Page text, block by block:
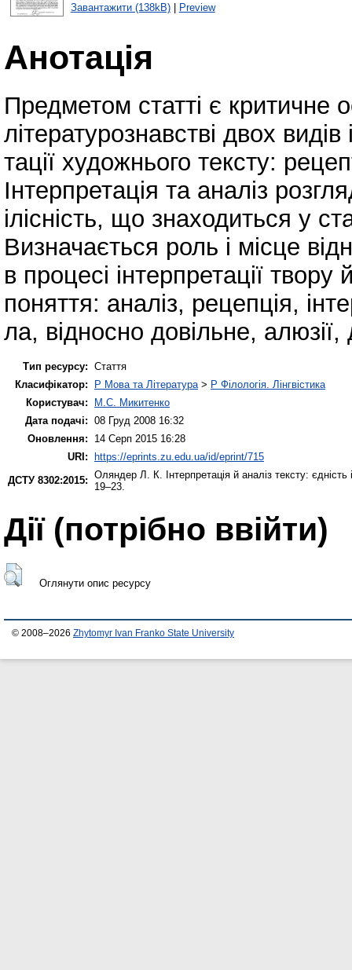
Завантажити (138kB)| Preview
Анотація
Предметом статті є критичне
літературознавстві двох видів
тації художнього тексту:
Інтерпретація та аналіз
ілісність, що знаходиться у
Визначається роль і місце
в процесі інтерпретації твору
поняття: аналіз, рецепція,
ла, відносно довільне, алюзії,
Тип ресурсу: Стаття
Класифікатор:
P Мова та Література > P Філологія. Лінгвістика
Користувач:
М.С. Микитенко
Дата подачі: 08 Груд 2008 16:32
Оновлення:
14 Серп 2015 16:28
URI: https://eprints.zu.edu.ua/id/eprint/715
ДСТУ 8302:2015: Оляндер Л. К.
Інтерпретація й аналіз тексту:
19–23.
Дії ​​(потрібно ввійти)
Оглянути опис ресурсу
© 2008–2026 Zhytomyr Ivan Franko State University